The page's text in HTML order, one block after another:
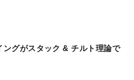
ングがスタック & チルト理論で